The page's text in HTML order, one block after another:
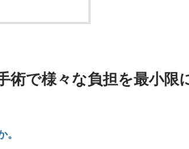
術で様々な負担を最小限